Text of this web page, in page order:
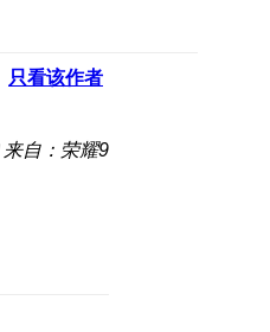
只看该作者
来自：荣耀9